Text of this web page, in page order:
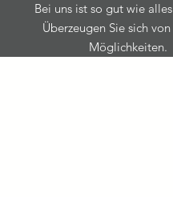
Bei uns ist so gut wie
Überzeugen Sie sich
Möglichkeiten.